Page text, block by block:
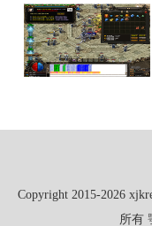
Copyright 2015-2026
所有